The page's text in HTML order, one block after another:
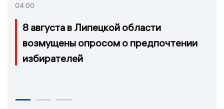
04:00
8 августа в Липецкой области
возмущены опросом о предпочтении
избирателей